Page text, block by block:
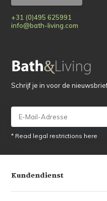
+31 (0)495 625991
info@bath-living.com
Schrijf je in voor de
* Read legal restrictions here
Kundendienst